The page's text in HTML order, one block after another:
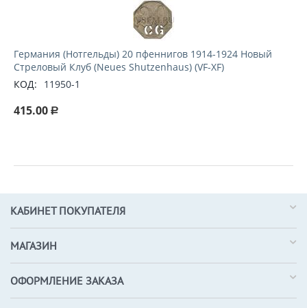
Германия (Нотгельды) 20 пфеннигов 1914-1924 Новый
Стреловый Клуб (Neues Shutzenhaus) (VF-XF)
КОД:
11950-1
415.00 Р
КАБИНЕТ ПОКУПАТЕЛЯ
МАГАЗИН
ОФОРМЛЕНИЕ ЗАКАЗА